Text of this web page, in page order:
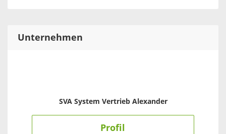
Unternehmen
SVA System Vertrieb Alexander
Profil